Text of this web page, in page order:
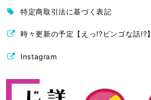
特定商取引法に基づく表記
時々更新の予定【えっ!?ビンゴな話!?】
Instagram